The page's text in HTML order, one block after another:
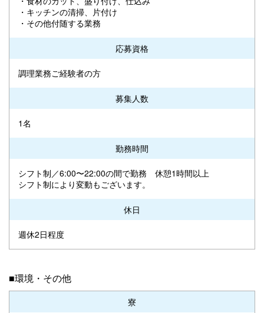
・キッチンの清掃、片付け
・その他付随する業務
応募資格
調理業務ご経験者の方
募集人数
1名
勤務時間
シフト制／6:00〜22:00の間で勤務 休憩1時間以上
シフト制により変動もございます。
休日
週休2日程度
■環境・その他
寮